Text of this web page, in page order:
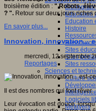
Education
Education
Histoire
Sites
Sites
Sites
Sciences et
Culture
Logiciels
Métavers
troisième édition : " Robots,
? ". Retour sur deux jours riches
En savoir plus...
Innovation, innovation...
mercredi, 12 septembre
Reportages
Il est des nombres qui font rêver.
Leur évocation est douce,